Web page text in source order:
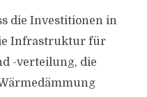
die Investitionen in
Infrastruktur für
-verteilung, die